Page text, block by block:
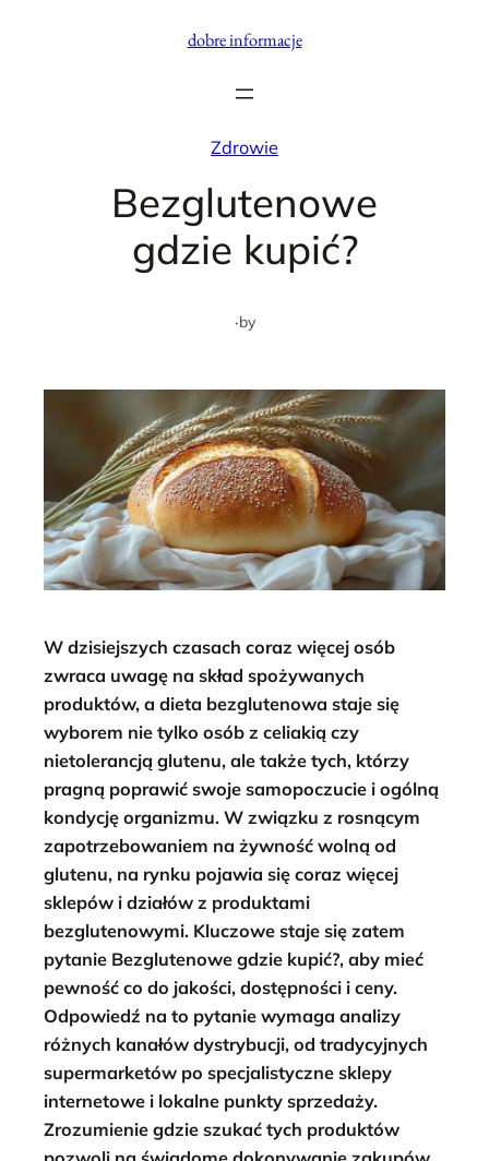
dobre informacje
Zdrowie
Bezglutenowe
gdzie kupić?
·by
W dzisiejszych czasach coraz więcej osób
zwraca uwagę na skład spożywanych
produktów, a dieta bezglutenowa staje się
wyborem nie tylko osób z celiakią czy
nietolerancją glutenu, ale także tych, którzy
pragną poprawić swoje samopoczucie i ogólną
kondycję organizmu. W związku z rosnącym
zapotrzebowaniem na żywność wolną od
glutenu, na rynku pojawia się coraz więcej
sklepów i działów z produktami
bezglutenowymi. Kluczowe staje się zatem
pytanie Bezglutenowe gdzie kupić?, aby mieć
pewność co do jakości, dostępności i ceny.
Odpowiedź na to pytanie wymaga analizy
różnych kanałów dystrybucji, od tradycyjnych
supermarketów po specjalistyczne sklepy
internetowe i lokalne punkty sprzedaży.
Zrozumienie gdzie szukać tych produktów